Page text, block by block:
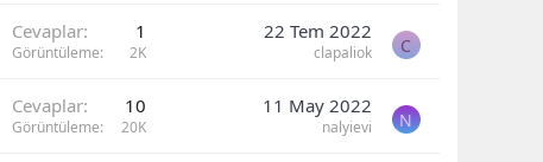
Cevaplar 1
Görüntüleme 2K
22 Tem 2022
clapaliok C
Cevaplar 10
Görüntüleme 20K
11 May 2022
nalyievi N